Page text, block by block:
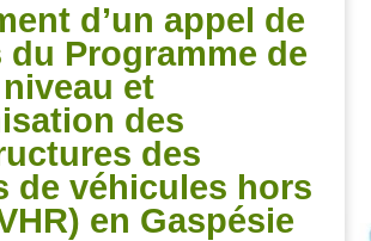
d’un appel de
du Programme de
et
des
des
de véhicules hors
en Gaspésie